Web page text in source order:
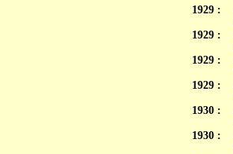
1929 :
1929 :
1929 :
1929 :
1930 :
1930 :